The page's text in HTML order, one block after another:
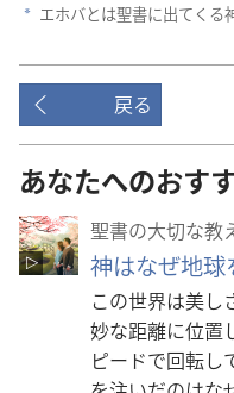
a エホバとは聖書に出てくる
戻る
あなたへのおす
聖書の大切な教
神はなぜ地
この世界は美し
妙な距離に位置
ピードで回転し